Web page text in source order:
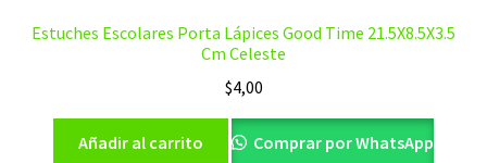
Estuches Escolares Porta Lápices Good Time 21.5X8.5X3.5
Cm Celeste
$4,00
Añadir al carrito Comprar por WhatsApp